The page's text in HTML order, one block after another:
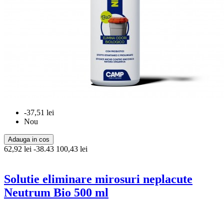
-37,51 lei
Nou
Adauga in cos
62,92 lei -38.43 100,43 lei
Solutie eliminare mirosuri neplacute
Neutrum Bio 500 ml